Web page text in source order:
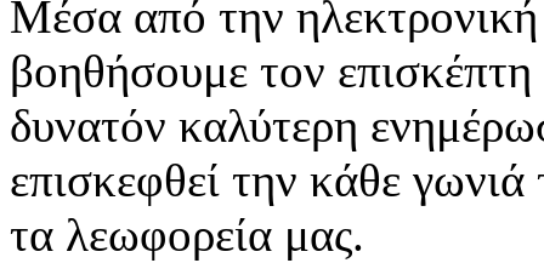
Μέσα από την ηλεκτρονική
βοηθήσουμε τον
δυνατόν καλύτερη
επισκεφθεί την κάθε
τα λεωφορεία μας.